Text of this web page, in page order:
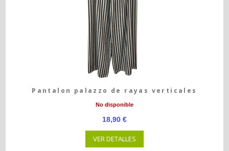
Pantalon palazzo de rayas verticales
No disponible
18,90 €
VER DETALLES